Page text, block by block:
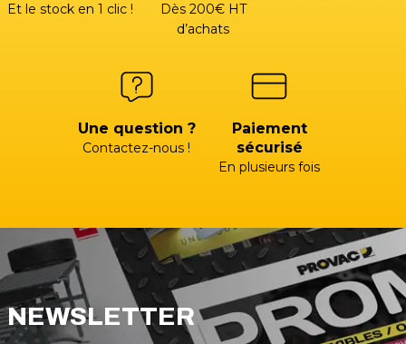
Et le stock en 1 clic !
Dès 200€ HT
d’achats
Une question ?
Contactez-nous !
Paiement
sécurisé
En plusieurs fois
NEWSLETTER